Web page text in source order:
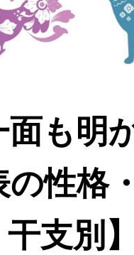
面も明
性格
干支別